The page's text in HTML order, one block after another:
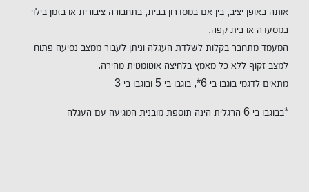
אותה באופן יציב, בין אם במסדרון בבית, בתחבורה ציבורית או בזמן בילוי
במסעדה או בית קפה.
המעמד מתחבר בקלות לשלדת העגלה וניתן לעבור ממצב נסיעה פתוח
למצב זקוף ללא כל מאמץ בלחיצה אוטומטית מהירה.
מתאים לדגמי בוגבו בי 6*, בוגבו בי 5 ובוגבו בי 3
*בבוגבו בי 6 הרגלית הינה תוספת מובנית המגיעה עם העגלה